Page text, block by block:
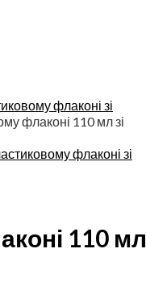
флаконі зі
флаконі 110 мл зі
флаконі зі
110 мл